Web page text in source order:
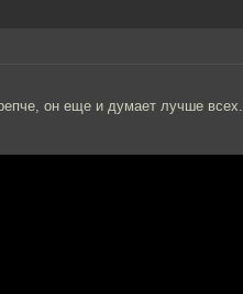
он еще и думает лучше всех.